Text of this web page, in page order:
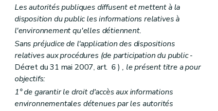
Art. R 67
Art. R 68
Art. R 69
Art. R 70
Sous-section 4 Suspension ou retrait d'agrément
Art. R 71
Section 2 Choix de l'auteur d'étude
Section 3
Art. R 73
Art. R 74
Les autorités publiques diffusent et mettent à la
disposition du public les informations relatives à
l'environnement qu'elles détiennent.
Sans préjudice de l'application des dispositions
relatives aux procédures (de participation du public-
Décret du 31 mai 2007, art. 6 ), le présent titre a pour
objectifs:
1° de garantir le droit d'accès aux informations
environnementales détenues par les autorités